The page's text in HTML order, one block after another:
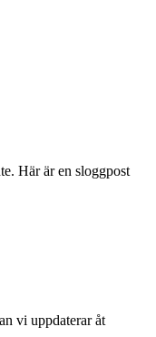
Här är en sloggpost
vi uppdaterar åt